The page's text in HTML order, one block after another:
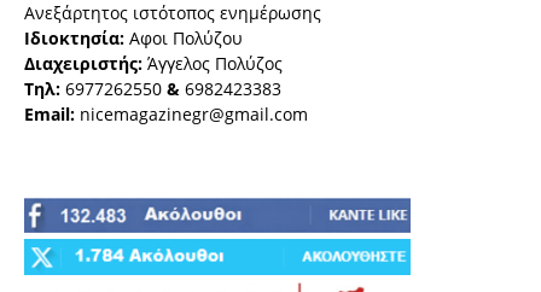
Ανεξάρτητος ιστότοπος ενημέρωσης
Ιδιοκτησία: Αφοι Πολύζου
Διαχειριστής: Άγγελος Πολύζος
Τηλ: 6977262550 & 6982423383
Email: nicemagazinegr@gmail.com